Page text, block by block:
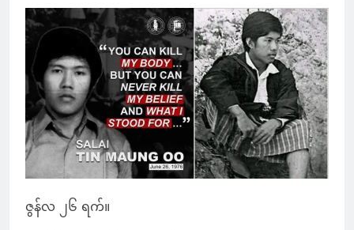
ဇွန်လ ၂၆ ရက်။